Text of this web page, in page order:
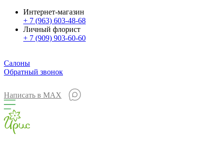
Интернет-магазин
+ 7 (963) 603-48-68
Личный флорист
+ 7 (909) 903-60-60
Салоны
Обратный звонок
Написать в MAX